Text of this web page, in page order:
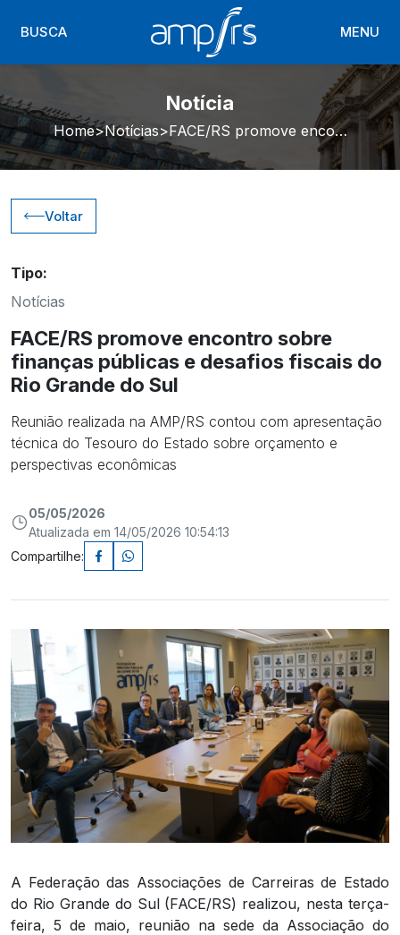
BUSCA MENU
Notícia
Home Notícias FACE/RS promove encontro sobre finanças públicas e desafios fiscais do Rio Grande do Sul
Voltar
Tipo:
Notícias
FACE/RS promove encontro sobre
finanças públicas e desafios fiscais do
Rio Grande do Sul
Reunião realizada na AMP/RS contou com apresentação
técnica do Tesouro do Estado sobre orçamento e
perspectivas econômicas
05/05/2026
Atualizada em 14/05/2026 10:54:13
Compartilhe:
A Federação das Associações de Carreiras de Estado
do Rio Grande do Sul (FACE/RS) realizou, nesta terça-
feira, 5 de maio, reunião na sede da Associação do